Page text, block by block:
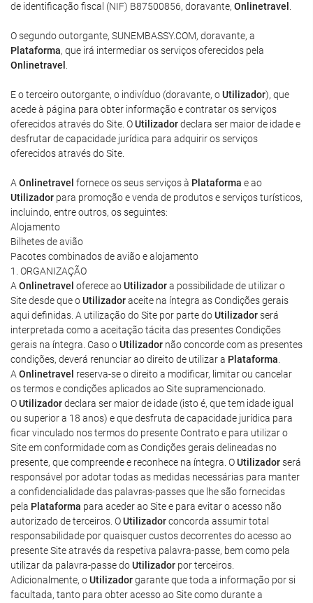
de identificação fiscal (NIF) B87500856, doravante, Onlinetravel .
O segundo outorgante, SUNEMBASSY.COM, doravante, a
Plataforma, que irá intermediar os serviços oferecidos pela
Onlinetravel .
E o terceiro outorgante, o indivíduo (doravante, oUtilizador), que
acede à página para obter informação e contratar os serviços
oferecidos através do Site. OUtilizadordeclara ser maior de idade e
desfrutar de capacidade jurídica para adquirir os serviços
oferecidos através do Site.
AOnlinetravel fornece os seus serviços à Plataforma e ao
Utilizador para promoção e venda de produtos e serviços turísticos,
incluindo, entre outros, os seguintes:
Alojamento
Bilhetes de avião
Pacotes combinados de avião e alojamento
1. ORGANIZAÇÃO
AOnlinetravel oferece aoUtilizadora possibilidade de utilizar o
Site desde que oUtilizadoraceite na íntegra as Condições gerais
aqui definidas. A utilização do Site por parte doUtilizadorserá
interpretada como a aceitação tácita das presentes Condições
gerais na íntegra. Caso oUtilizador não concorde com as presentes
condições, deverá renunciar ao direito de utilizar a Plataforma.
AOnlinetravel reserva-se o direito a modificar, limitar ou cancelar
os termos e condições aplicados ao Site supramencionado.
OUtilizadordeclara ser maior de idade (isto é, que tem idade igual
ou superior a 18 anos) e que desfruta de capacidade jurídica para
ficar vinculado nos termos do presente Contrato e para utilizar o
Site em conformidade com as Condições gerais delineadas no
presente, que compreende e reconhece na íntegra. OUtilizadorserá
responsável por adotar todas as medidas necessárias para manter
a confidencialidade das palavras-passes que lhe são fornecidas
pela Plataforma para aceder ao Site e para evitar o acesso não
autorizado de terceiros. OUtilizadorconcorda assumir total
responsabilidade por quaisquer custos decorrentes do acesso ao
presente Site através da respetiva palavra-passe, bem como pela
utilizar da palavra-passe doUtilizador por terceiros.
Adicionalmente, oUtilizadorgarante que toda a informação por si
facultada, tanto para obter acesso ao Site como durante a